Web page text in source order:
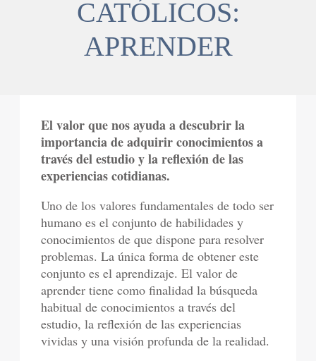
CATÓLICOS:
APRENDER
El valor que nos ayuda a descubrir la
importancia de adquirir conocimientos a
través del estudio y la reflexión de las
experiencias cotidianas.
Uno de los valores fundamentales de todo ser
humano es el conjunto de habilidades y
conocimientos de que dispone para resolver
problemas. La única forma de obtener este
conjunto es el aprendizaje. El valor de
aprender tiene como finalidad la búsqueda
habitual de conocimientos a través del
estudio, la reflexión de las experiencias
vividas y una visión profunda de la realidad.